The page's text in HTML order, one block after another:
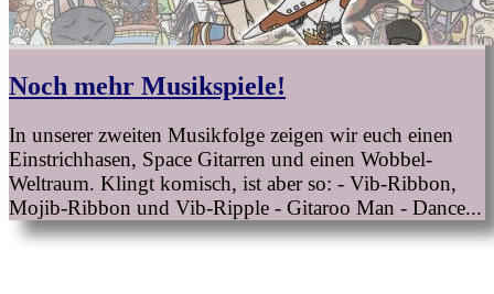
Noch mehr Musikspiele!
In unserer zweiten Musikfolge zeigen wir euch einen
Einstrichhasen, Space Gitarren und einen Wobbel-
Weltraum. Klingt komisch, ist aber so: - Vib-Ribbon,
Mojib-Ribbon und Vib-Ripple - Gitaroo Man - Dance...